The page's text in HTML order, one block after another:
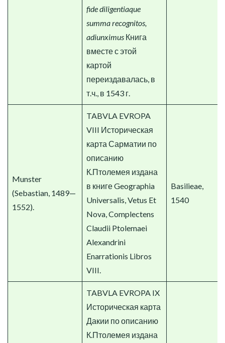
fide diligentiaque
summa recognitos,
adiunximus Книга
вместе с этой
картой
переиздавалась, в
т.ч., в 1543 г.
Munster
(Sebastian, 1489—
1552).
TABVLA EVROPA
VIII Историческая
карта Сарматии по
описанию
К.Птолемея издана
в книге Geographia
Universalis, Vetus Et
Nova, Complectens
Claudii Ptolemaei
Alexandrini
Enarrationis Libros
VIII.
Basilieae,
1540
TABVLA EVROPA IX
Историческая карта
Дакии по описанию
К.Птолемея издана